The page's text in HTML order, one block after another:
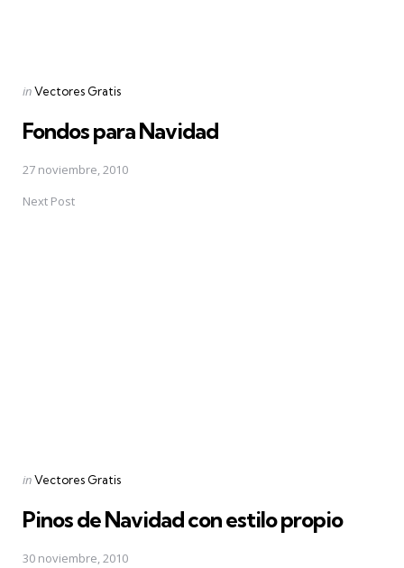
Posted
inVectores Gratis
Fondos para Navidad
27 noviembre, 2010
Next Post
Posted
inVectores Gratis
Pinos de Navidad con estilo propio
30 noviembre, 2010